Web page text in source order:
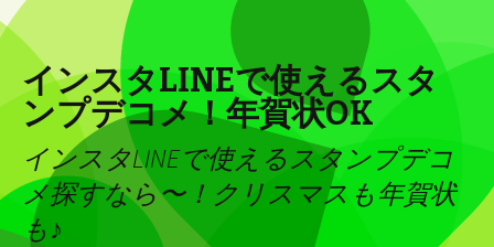
インスタLINEで使えるスタ
ンプデコメ！年賀状OK
インスタLINEで使えるスタンプデコ
メ探すなら〜！クリスマスも年賀状
も♪